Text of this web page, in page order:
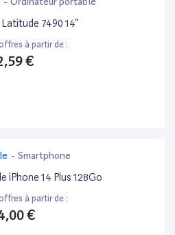
Latitude 7490 14”
à partir de :
€
- Smartphone
iPhone 14 Plus 128Go
à partir de :
€